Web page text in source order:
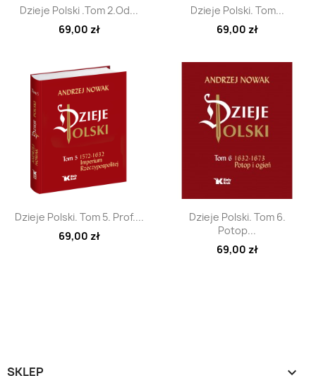
Szybki podgląd
Dzieje Polski .Tom 2.Od...
69,00 zł
Szybki podgląd
Dzieje Polski. Tom...
69,00 zł
 Szybki podgląd
Dzieje Polski. Tom 5. Prof....
69,00 zł
Szybki podgląd
Dzieje Polski. Tom 6.
Potop...
69,00 zł
SKLEP 